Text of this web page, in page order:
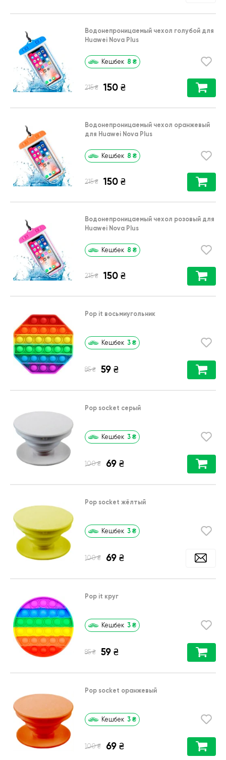
Водонепроницаемый чехол голубой для
Huawei Nova Plus
Кешбек 8 ₴
215 ₴ 150 ₴
Водонепроницаемый чехол оранжевый
для Huawei Nova Plus
Кешбек 8 ₴
215 ₴ 150 ₴
Водонепроницаемый чехол розовый для
Huawei Nova Plus
Кешбек 8 ₴
215 ₴ 150 ₴
Pop it восьмиугольник
Кешбек 3 ₴
85 ₴ 59 ₴
Pop socket серый
Кешбек 3 ₴
100 ₴ 69 ₴
Pop socket жёлтый
Кешбек 3 ₴
100 ₴ 69 ₴
Pop it круг
Кешбек 3 ₴
85 ₴ 59 ₴
Pop socket оранжевый
Кешбек 3 ₴
100 ₴ 69 ₴